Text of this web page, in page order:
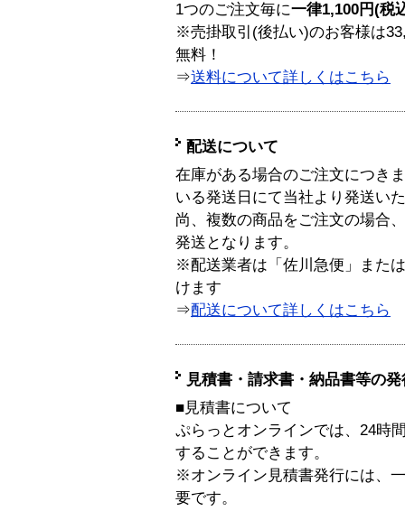
1つのご注文毎に一律1,100円(税
※売掛取引(後払い)のお客様は
無料！
⇒送料について詳しくはこちら
配送について
在庫がある場合のご注文につき
いる発送日にて当社より発送い
尚、複数の商品をご注文の場合
発送となります。
※配送業者は「佐川急便」また
けます
⇒配送について詳しくはこちら
見積書・請求書・納品書等の
■見積書について
ぷらっとオンラインでは、24時
することができます。
※オンライン見積書発行には、
要です。